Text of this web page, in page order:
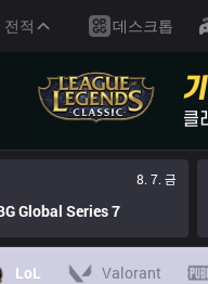
전적 데스크톱
8. 7. 금
Global Series 7
LoL Valorant